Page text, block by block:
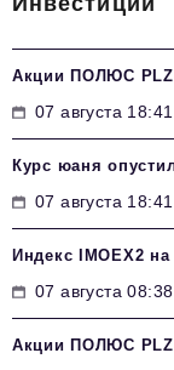
Акции ПОЛЮС
07 августа 18:41
Курс юаня
07 августа 18:41
Индекс IMOEX2
07 августа 08:38
Акции ПОЛЮС